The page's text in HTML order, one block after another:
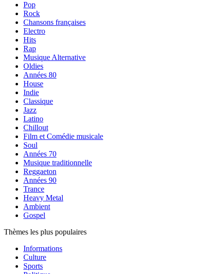
Pop
Rock
Chansons françaises
Electro
Hits
Rap
Musique Alternative
Oldies
Années 80
House
Indie
Classique
Jazz
Latino
Chillout
Film et Comédie musicale
Soul
Années 70
Musique traditionnelle
Reggaeton
Années 90
Trance
Heavy Metal
Ambient
Gospel
Thèmes les plus populaires
Informations
Culture
Sports